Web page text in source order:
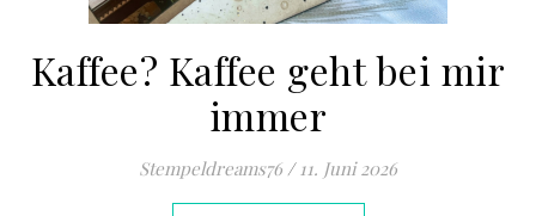
Kaffee? Kaffee geht bei mir
immer
Stempeldreams76 / 11. Juni 2026